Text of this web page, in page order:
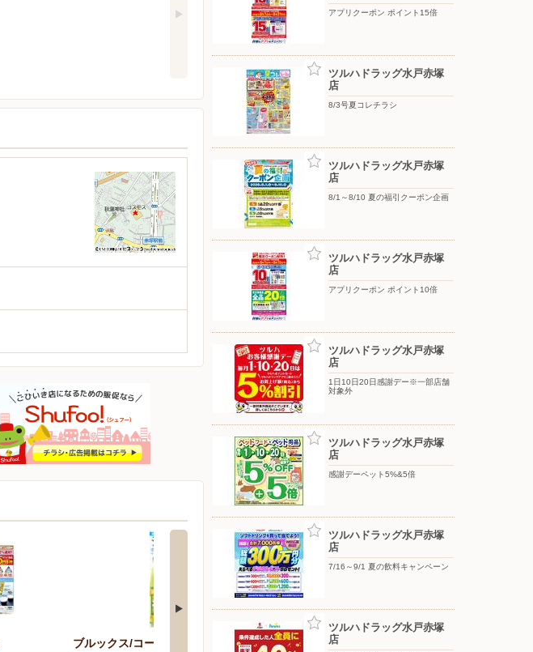
ブルックス/コーヒー通販（茨城エリア） ツルハドラッグ水戸赤塚店
アプリクーポン ポイント15倍
ツルハドラッグ水戸赤塚
店
8/3号夏コレチラシ
ツルハドラッグ水戸赤塚
店
8/1～8/10 夏の福引クーポン企画
ツルハドラッグ水戸赤塚
店
アプリクーポン ポイント10倍
ツルハドラッグ水戸赤塚
店
1日10日20日感謝デー※一部店舗
対象外
ツルハドラッグ水戸赤塚
店
感謝デーペット5%&5倍
ツルハドラッグ水戸赤塚
店
7/16～9/1 夏の飲料キャンペーン
ツルハドラッグ水戸赤塚
店